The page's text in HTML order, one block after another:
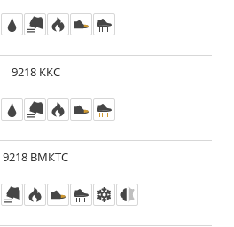
9218 ККС
9218 ВМКТС